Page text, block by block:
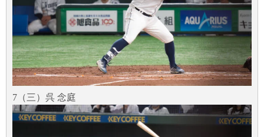
7（三）呉 念庭